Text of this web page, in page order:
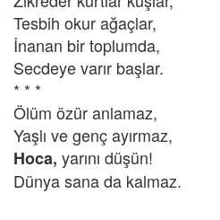
Tesbih okur ağaçlar,
İnanan bir toplumda,
Secdeye varır başlar.
* * *
Ölüm özür anlamaz,
Yaşlı ve genç ayırmaz,
Hoca, yarını düşün!
Dünya sana da kalmaz.